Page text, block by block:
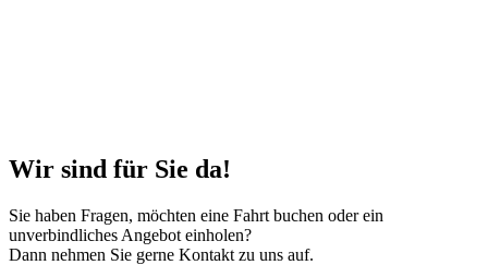
Wir sind für Sie da!
Sie haben Fragen, möchten eine Fahrt buchen oder ein
unverbindliches Angebot einholen?
Dann nehmen Sie gerne Kontakt zu uns auf.